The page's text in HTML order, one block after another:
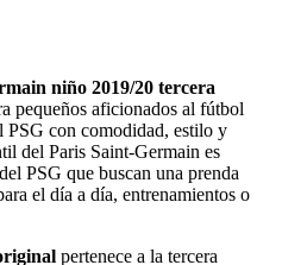
niño 2019/20 tercera
pequeños aficionados al fútbol
PSG con comodidad, estilo y
del Paris Saint-Germain es
PSG que buscan una prenda
el día a día, entrenamientos o
pertenece a la tercera